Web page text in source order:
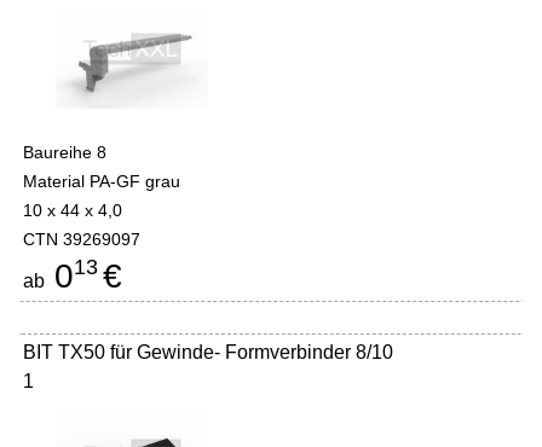
Baureihe 8
Material PA-GF grau
10 x 44 x 4,0
CTN 39269097
ab 013 €
BIT TX50 für Gewinde- Formverbinder 8/10
1